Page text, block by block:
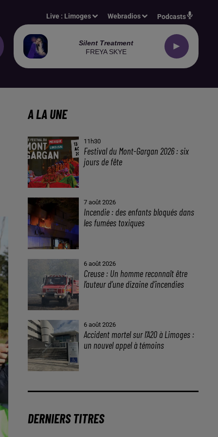
Live : Limoges Webradios Podcasts
Silent Treatment
FREYA SKYE
A LA UNE
11h30
Festival du Mont-Gargan 2026 : six
jours de fête
7 août 2026
Incendie : des enfants bloqués dans
les fumées toxiques
6 août 2026
Creuse : Un homme reconnaît être
l’auteur d’une dizaine d’incendies
6 août 2026
Accident mortel sur l’A20 à Limoges :
un nouvel appel à témoins
DERNIERS TITRES